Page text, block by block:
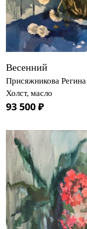
Весенний
Присяжникова Регина
Холст, масло
93 500 ₽